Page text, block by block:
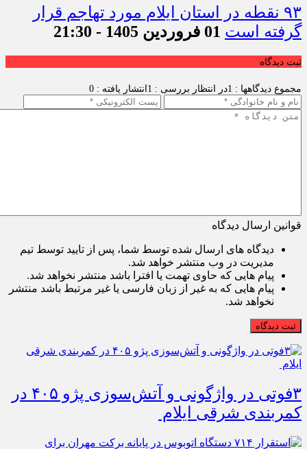
۹۳ نقطه در استان ایلام مورد تهاجم قرار
گرفته است 01 فروردین 1405 - 21:30
ثبت دیدگاه
مجموع دیدگاهها : 1 در انتظار بررسی : 1 انتشار یافته : 0
قوانین ارسال دیدگاه
دیدگاه های ارسال شده توسط شما، پس از تایید توسط تیم
مدیریت در وب منتشر خواهد شد.
پیام هایی که حاوی تهمت یا افترا باشد منتشر نخواهد شد.
پیام هایی که به غیر از زبان فارسی یا غیر مرتبط باشد منتشر
نخواهد شد.
ثبت دیدگاه
۳فوتی در واژگونی و آتش‌سوزی پژو ۴۰۵ در
کمربندی شرقی ایلام